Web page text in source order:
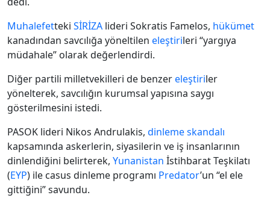
Muhalefetteki SİRİZA lideri Sokratis Famelos, hükümet
kanadından savcılığa yöneltilen eleştirileri “yargıya
müdahale” olarak değerlendirdi.
Diğer partili milletvekilleri de benzereleştiriler
yönelterek, savcılığın kurumsal yapısına saygı
gösterilmesini istedi.
PASOK lideri Nikos Andrulakis, dinleme skandalı
kapsamında askerlerin, siyasilerin ve iş insanlarının
dinlendiğini belirterek, Yunanistan İstihbarat Teşkilatı
(EYP) ile casus dinleme programı Predator’un “el ele
gittiğini” savundu.